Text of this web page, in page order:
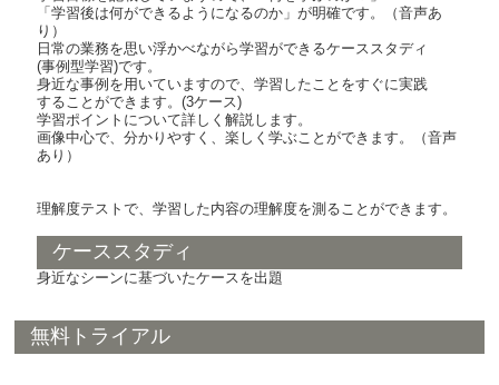
「学習後は何ができるようになるのか」が明確です。（音声あ
り）
日常の業務を思い浮かべながら学習ができるケーススタディ
(事例型学習)です。
身近な事例を用いていますので、学習したことをすぐに実践
することができます。(3ケース)
学習ポイントについて詳しく解説します。
画像中心で、分かりやすく、楽しく学ぶことができます。（音声
あり）
理解度テストで、学習した内容の理解度を測ることができます。
ケーススタディ
身近なシーンに基づいたケースを出題
無料トライアル